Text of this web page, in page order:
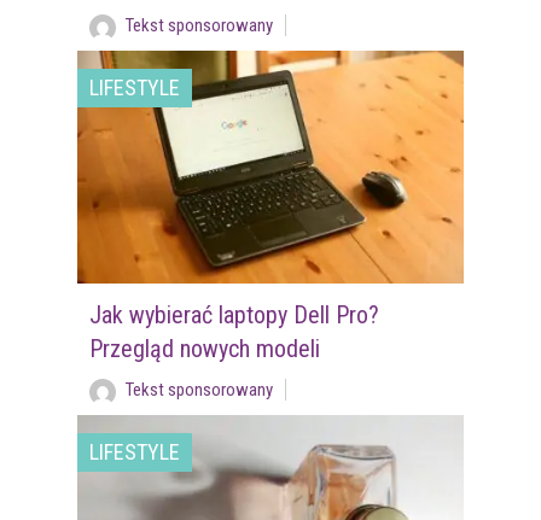
Tekst sponsorowany
LIFESTYLE
Jak wybierać laptopy Dell Pro?
Przegląd nowych modeli
Tekst sponsorowany
LIFESTYLE